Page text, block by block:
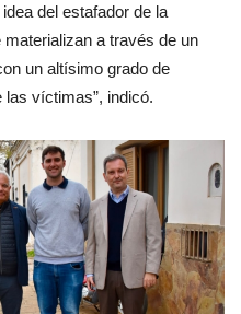
del estafador de la
a través de un
un altísimo grado de
víctimas”, indicó.